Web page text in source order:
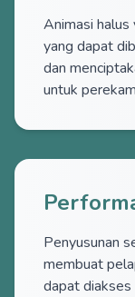
Animasi halus
yang dapat
dan
untuk
Penyusunan
membuat
dapat diakses